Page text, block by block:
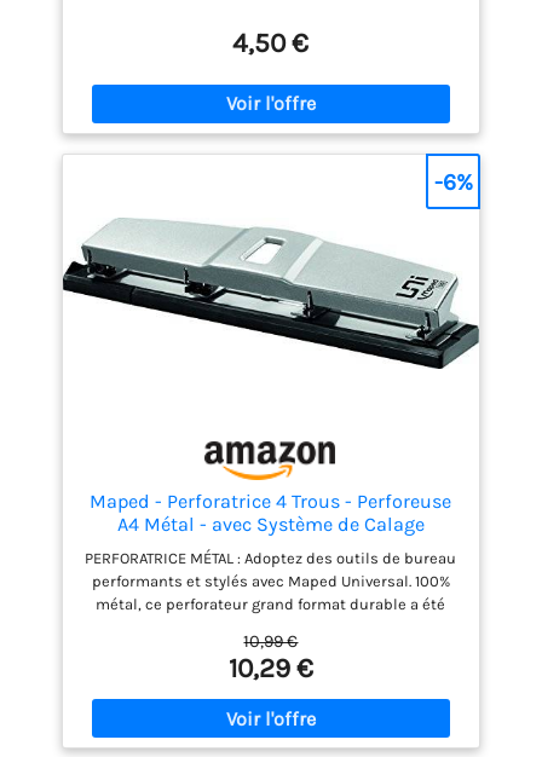
A4, A3-E, A5, A6, B5 B6, Ex Les produits
internationaux ont des conditions distinctes, sont
vendus depuis l'étranger et peuvent différer des
produits locaux, y compris l'ajustement, les
indications d'âge et la langue du produit,
l'étiquetage ou les instructions.
4,50 €
Maped - Perforatrice 4 Trous - Perforeuse
A4 Métal - avec Système de Calage
PERFORATRICE MÉTAL : Adoptez des outils de bureau
performants et stylés avec Maped Universal. 100%
métal, ce perforateur grand format durable a été
Coloris Gris. Garantie 5 ans. CALAGE DANS LES
ANNEAUX DU CLASSEUR : Réalisez rapidement
quatre trous précisément positionnés grâce au
système optimisé de calage dans les anneaux du
classeur. Ecartement standard compatible avec les
10,99 €
10,29 €
-6%